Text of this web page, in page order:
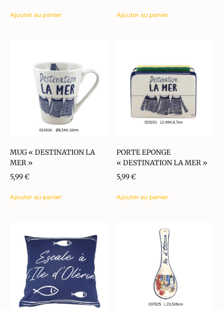
Ajouter au panier Ajouter au panier
MUG « DESTINATION LA
MER »
5,99€
Ajouter au panier
PORTE EPONGE
« DESTINATION LA MER »
5,99€
Ajouter au panier